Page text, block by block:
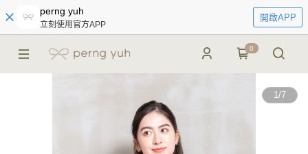
perng yuh
立刻使用官方APP
開啟APP
0
1/7